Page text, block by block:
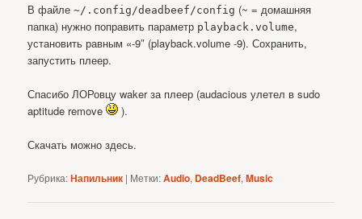
В файле~/.config/deadbeef/config (~ = домашняя
папка) нужно поправить параметр playback.volume,
установить равным «-9″ (playback.volume -9). Сохранить,
запустить плеер.
Спасибо ЛОРовцу waker за плеер (audacious улетел в sudo
aptitude remove
).
Скачать можно здесь.
Рубрика:Напильник | Метки:Audio, DeadBeef,Music